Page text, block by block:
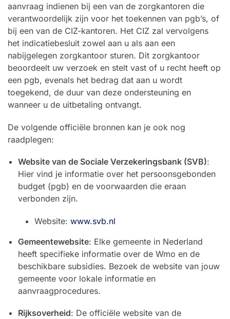
aanvraag indienen bij een van de zorgkantoren die
verantwoordelijk zijn voor het toekennen van pgb’s, of
bij een van de CIZ-kantoren. Het CIZ zal vervolgens
het indicatiebesluit zowel aan u als aan een
nabijgelegen zorgkantoor sturen. Dit zorgkantoor
beoordeelt uw verzoek en stelt vast of u recht heeft op
een pgb, evenals het bedrag dat aan u wordt
toegekend, de duur van deze ondersteuning en
wanneer u de uitbetaling ontvangt.
De volgende officiële bronnen kan je ook nog
raadplegen:
Website van de Sociale Verzekeringsbank (SVB):
Hier vind je informatie over het persoonsgebonden
budget (pgb) en de voorwaarden die eraan
verbonden zijn.
Website: www.svb.nl
Gemeentewebsite: Elke gemeente in Nederland
heeft specifieke informatie over de Wmo en de
beschikbare subsidies. Bezoek de website van jouw
gemeente voor lokale informatie en
aanvraagprocedures.
Rijksoverheid: De officiële website van de